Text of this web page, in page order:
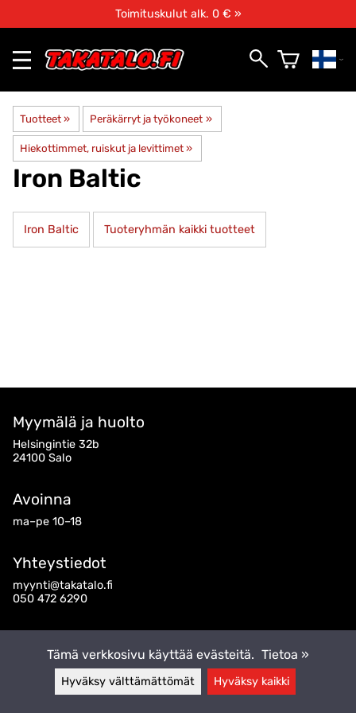
Toimituskulut alk. 0 € »
Tuotteet ‪» Peräkärryt ja työkoneet ‪»
Hiekottimmet, ruiskut ja levittimet ‪»
Iron Baltic
Iron Baltic Tuoteryhmän kaikki tuotteet
Myymälä ja huolto
Helsingintie 32b
24100 Salo
Avoinna
ma–pe 10–18
Yhteystiedot
myynti@takatalo.fi
050 472 6290
Tämä verkkosivu käyttää evästeitä. Tietoa »
Hyväksy välttämättömät Hyväksy kaikki